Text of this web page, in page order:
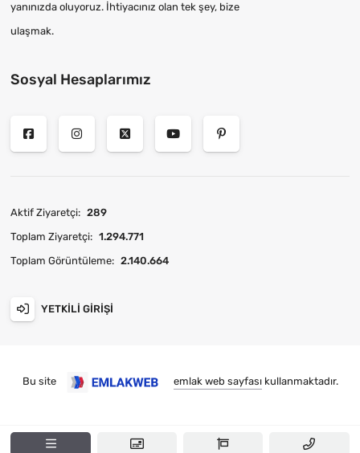
yanınızda oluyoruz. İhtiyacınız olan tek şey, bize
ulaşmak.
Sosyal Hesaplarımız
Aktif Ziyaretçi: 289
Toplam Ziyaretçi: 1.294.771
Toplam Görüntüleme: 2.140.664
YETKILI GIRIŞI
Bu site emlak web sayfasıkullanmaktadır.